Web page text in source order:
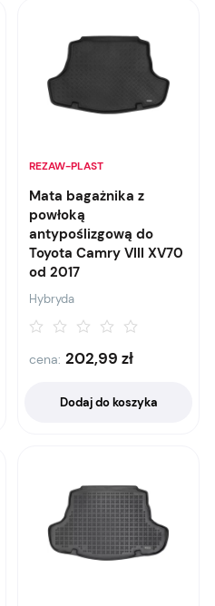
REZAW-PLAST
Mata bagażnika z
powłoką
antypoślizgową do
Toyota Camry VIII XV70
od 2017
Hybryda
cena: 202,99 zł
Dodaj do koszyka